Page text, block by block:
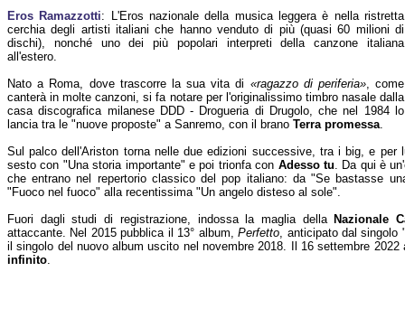
Eros Ramazzotti: L'Eros nazionale della musica leggera è nella ristretta
cerchia degli artisti italiani che hanno venduto di più (quasi 60 milioni di
dischi), nonché uno dei più popolari interpreti della canzone italiana
all'estero.
Nato a Roma, dove trascorre la sua vita di «ragazzo di periferia», come
canterà in molte canzoni, si fa notare per l'originalissimo timbro nasale dalla
casa discografica milanese DDD - Drogueria di Drugolo, che nel 1984 lo
lancia tra le "nuove proposte" a Sanremo, con il brano Terra promessa.
Sul palco dell'Ariston torna nelle due edizioni successive, tra i big, e per
sesto con "Una storia importante" e poi trionfa con Adesso tu. Da qui è
che entrano nel repertorio classico del pop italiano: da "Se bastasse
"Fuoco nel fuoco" alla recentissima "Un angelo disteso al sole".
Fuori dagli studi di registrazione, indossa la maglia della Nazionale
attaccante. Nel 2015 pubblica il 13° album,Perfetto, anticipato dal
il singolo del nuovo album uscito nel novembre 2018. Il 16 settembre
infinito.